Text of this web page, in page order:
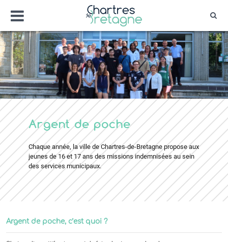
contenu
Menu
Bienvenue sur le site de la ville de
Ville Zéro phyto / 4 fleurs
Argent de poche
Chaque année, la ville de Chartres-de-Bretagne propose aux
jeunes de 16 et 17 ans des missions indemnisées au sein
des services municipaux.
Argent de poche, c’est quoi ?